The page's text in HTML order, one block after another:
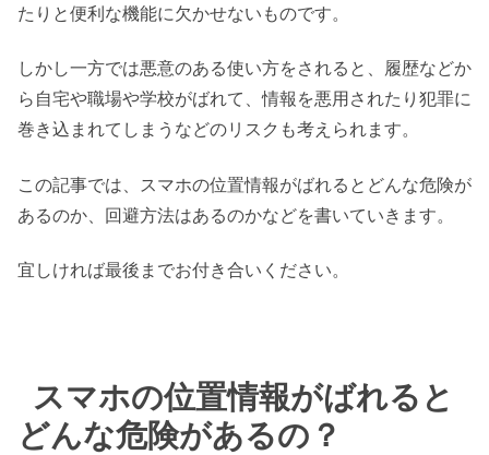
たりと便利な機能に欠かせないものです。
しかし一方では悪意のある使い方をされると、履歴などか
ら自宅や職場や学校がばれて、情報を悪用されたり犯罪に
巻き込まれてしまうなどのリスクも考えられます。
この記事では、スマホの位置情報がばれるとどんな危険が
あるのか、回避方法はあるのかなどを書いていきます。
宜しければ最後までお付き合いください。
スマホの位置情報がばれると
どんな危険があるの？